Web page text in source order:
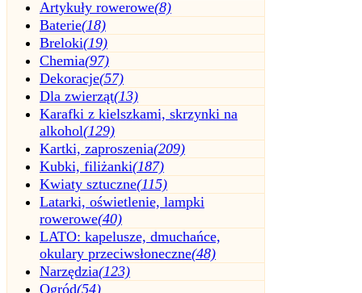
Artykuły rowerowe(8)
Baterie(18)
Breloki(19)
Chemia(97)
Dekoracje(57)
Dla zwierząt(13)
Karafki z kielszkami, skrzynki na
alkohol(129)
Kartki, zaproszenia(209)
Kubki, filiżanki(187)
Kwiaty sztuczne(115)
Latarki, oświetlenie, lampki
rowerowe(40)
LATO: kapelusze, dmuchańce,
okulary przeciwsłoneczne(48)
Narzędzia(123)
Ogród(54)